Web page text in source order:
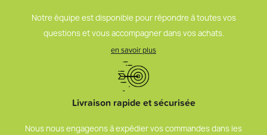
Notre équipe est disponible pour répondre à toutes vos
questions et vous accompagner dans vos achats.
en savoir plus
Livraison rapide et sécurisée
Nous nous engageons à expédier vos commandes dans les